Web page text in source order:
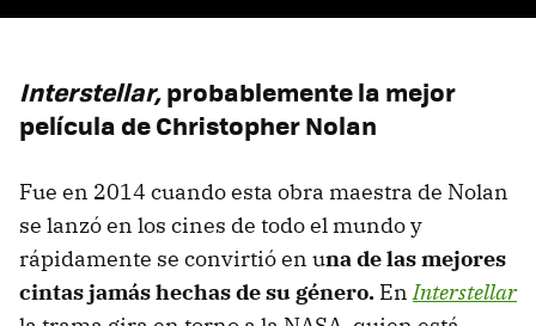
Interstellar,probablemente la mejor
película de Christopher Nolan
Fue en 2014 cuando esta obra maestra de Nolan
se lanzó en los cines de todo el mundo y
rápidamente se convirtió en una de las mejores
cintas jamás hechas de su género. En Interstellar